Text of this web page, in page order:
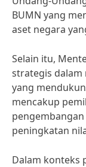
BUMN yang
aset negara
Selain itu,
strategis dalam
yang
mencakup
peningkatan
Dalam konteks